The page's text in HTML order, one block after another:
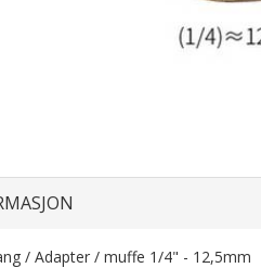
/ Adapter / muffe 1/4" - 12,5mm